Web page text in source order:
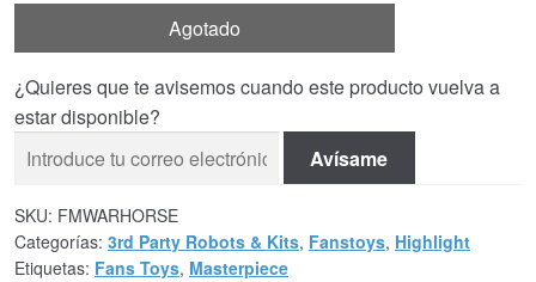
Agotado
¿Quieres que te avisemos cuando este producto vuelva a
estar disponible?
Avísame
SKU: FMWARHORSE
Categorías: 3rd Party Robots & Kits, Fanstoys, Highlight
Etiquetas: Fans Toys, Masterpiece